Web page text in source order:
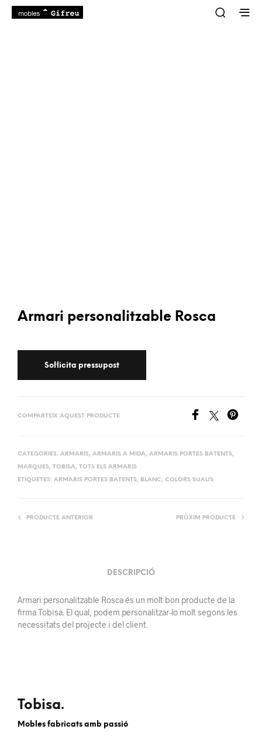
Armari personalitzable Rosca
COMPARTEIX AQUEST PRODUCTE
CATEGORIES: ARMARIS, ARMARIS A MIDA, ARMARIS PORTES BATENTS,
MARQUES, TOBISA, TOTS ELS ARMARIS
ETIQUETES: ARMARIS PORTES BATENTS, BLANC, COLORS SUAUS
PRODUCTE ANTERIOR PRÒXIM PRODUCTE
DESCRIPCIÓ
Armari personalitzable Rosca és un molt bon producte de la
firma Tobisa. El qual, podem personalitzar-lo molt segons les
necessitats del projecte i del client.
Tobisa.
Mobles fabricats amb passió